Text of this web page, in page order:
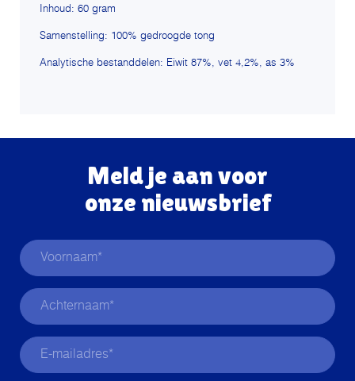
Inhoud: 60 gram
Samenstelling: 100% gedroogde tong
Analytische bestanddelen: Eiwit 87%, vet 4,2%, as 3%
Meld je aan voor
onze nieuwsbrief